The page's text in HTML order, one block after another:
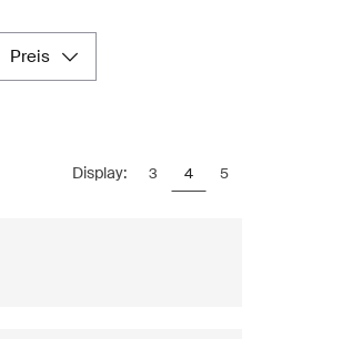
preis
Display: 3 4 5